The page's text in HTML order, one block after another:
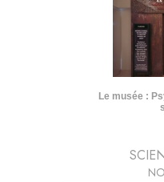
Le musée :